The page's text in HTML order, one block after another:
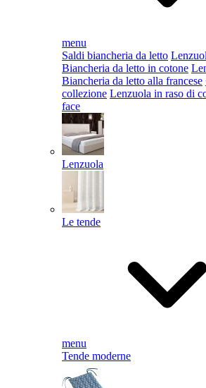
menu
Saldi biancheria da letto
Biancheria da letto in cotone
Biancheria da letto alla francese
collezione Lenzuola in raso di
face
Lenzuola
Le tende
menu
Tende moderne